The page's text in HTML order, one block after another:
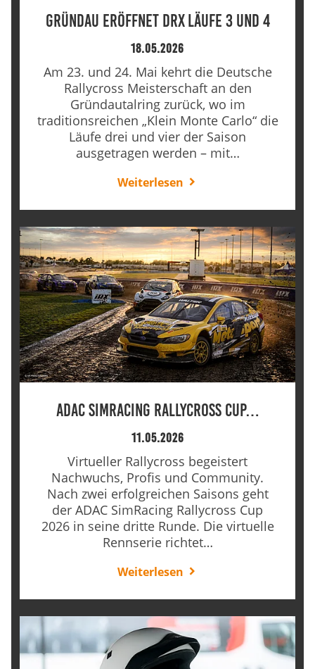
Gründau eröffnet DRX Läufe 3 und 4
18.05.2026
Am 23. und 24. Mai kehrt die Deutsche
Rallycross Meisterschaft an den
Gründautalring zurück, wo im
traditionsreichen „Klein Monte Carlo“ die
Läufe drei und vier der Saison
ausgetragen werden – mit…
Weiterlesen
ADAC SimRacing Rallycross Cup…
11.05.2026
Virtueller Rallycross begeistert
Nachwuchs, Profis und Community.
Nach zwei erfolgreichen Saisons geht
der ADAC SimRacing Rallycross Cup
2026 in seine dritte Runde. Die virtuelle
Rennserie richtet…
Weiterlesen